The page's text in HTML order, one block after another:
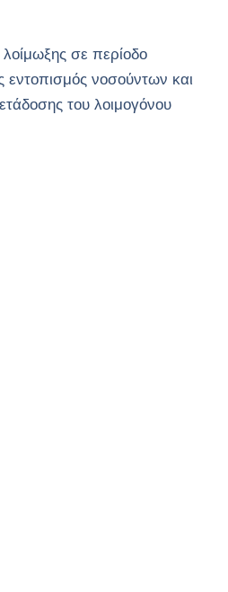
σε περίοδο
εντοπισμός νοσούντων και
του λοιμογόνου